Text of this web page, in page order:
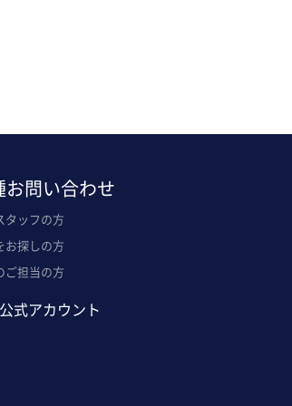
お問い合わせ
タッフの方
お探しの方
ご担当の方
式アカウント